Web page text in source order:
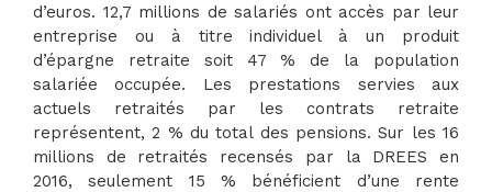
d’euros. 12,7 millions de salariés ont accès par leur
entreprise ou à titre individuel à un produit
d’épargne retraite soit 47 % de la population
salariée occupée. Les prestations servies aux
actuels retraités par les contrats retraite
représentent, 2 % du total des pensions. Sur les 16
millions de retraités recensés par la DREES en
2016, seulement 15 % bénéficient d’une rente